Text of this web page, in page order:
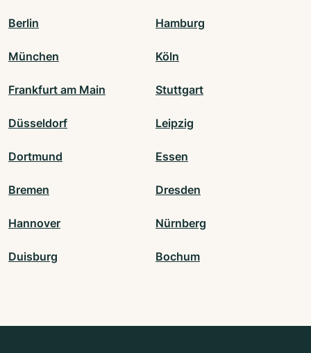
Berlin Hamburg
München Köln
Frankfurt am Main Stuttgart
Düsseldorf Leipzig
Dortmund Essen
Bremen Dresden
Hannover Nürnberg
Duisburg Bochum